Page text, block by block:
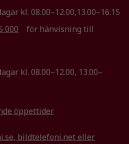
kl. 08.00–12.00,13.00–16.15
000
för hänvisning till
kl. 08.00–12.00, 13.00–
öppettider
bildtelefoni.net eller
hemsida ska
bra som
besök. Om
funktionalitet
från